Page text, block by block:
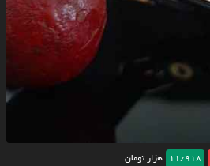
11/918 هزار تومان